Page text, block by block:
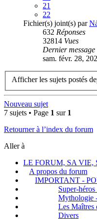
21
22
Fichier(s) joint(s) par
632 Réponses
32814 Vues
Dernier message
sam. févr. 28,
Afficher les sujets postés
Nouveau sujet
7 sujets • Page 1 sur 1
Retourner à l’index du forum
Aller à
LE FORUM, SA VIE,
A propos du forum
IMPORTANT -
Super-
Mythologie
Les Maîtres
Divers